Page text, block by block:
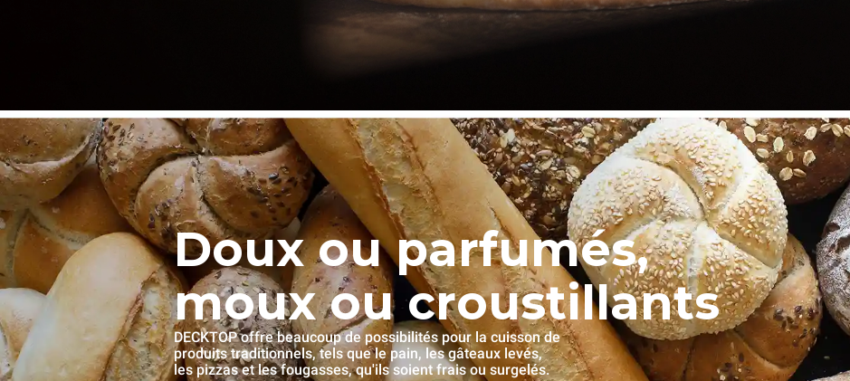
Doux ou parfumés,
moux ou croustillants
DECKTOP offre beaucoup de possibilités pour la cuisson de
produits traditionnels, tels que le pain, les gâteaux levés,
les pizzas et les fougasses, qu'ils soient frais ou surgelés.